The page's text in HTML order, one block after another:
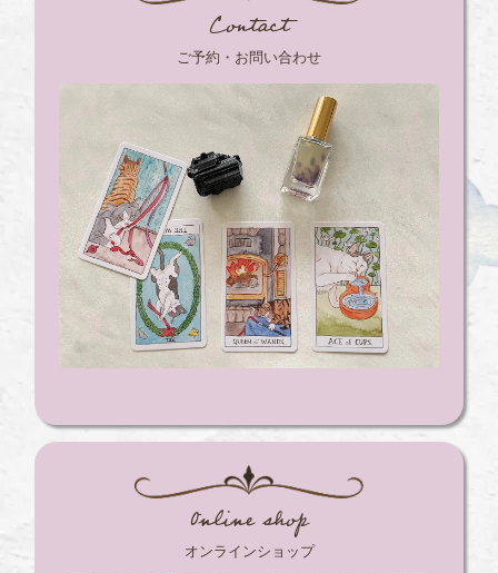
Contact
ご予約・お問い合わせ
Online shop
オンラインショップ